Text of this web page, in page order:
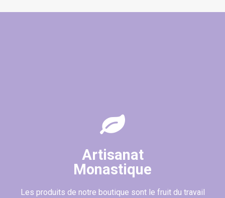
Artisanat
Monastique
Les produits de notre boutique sont le fruit du travail